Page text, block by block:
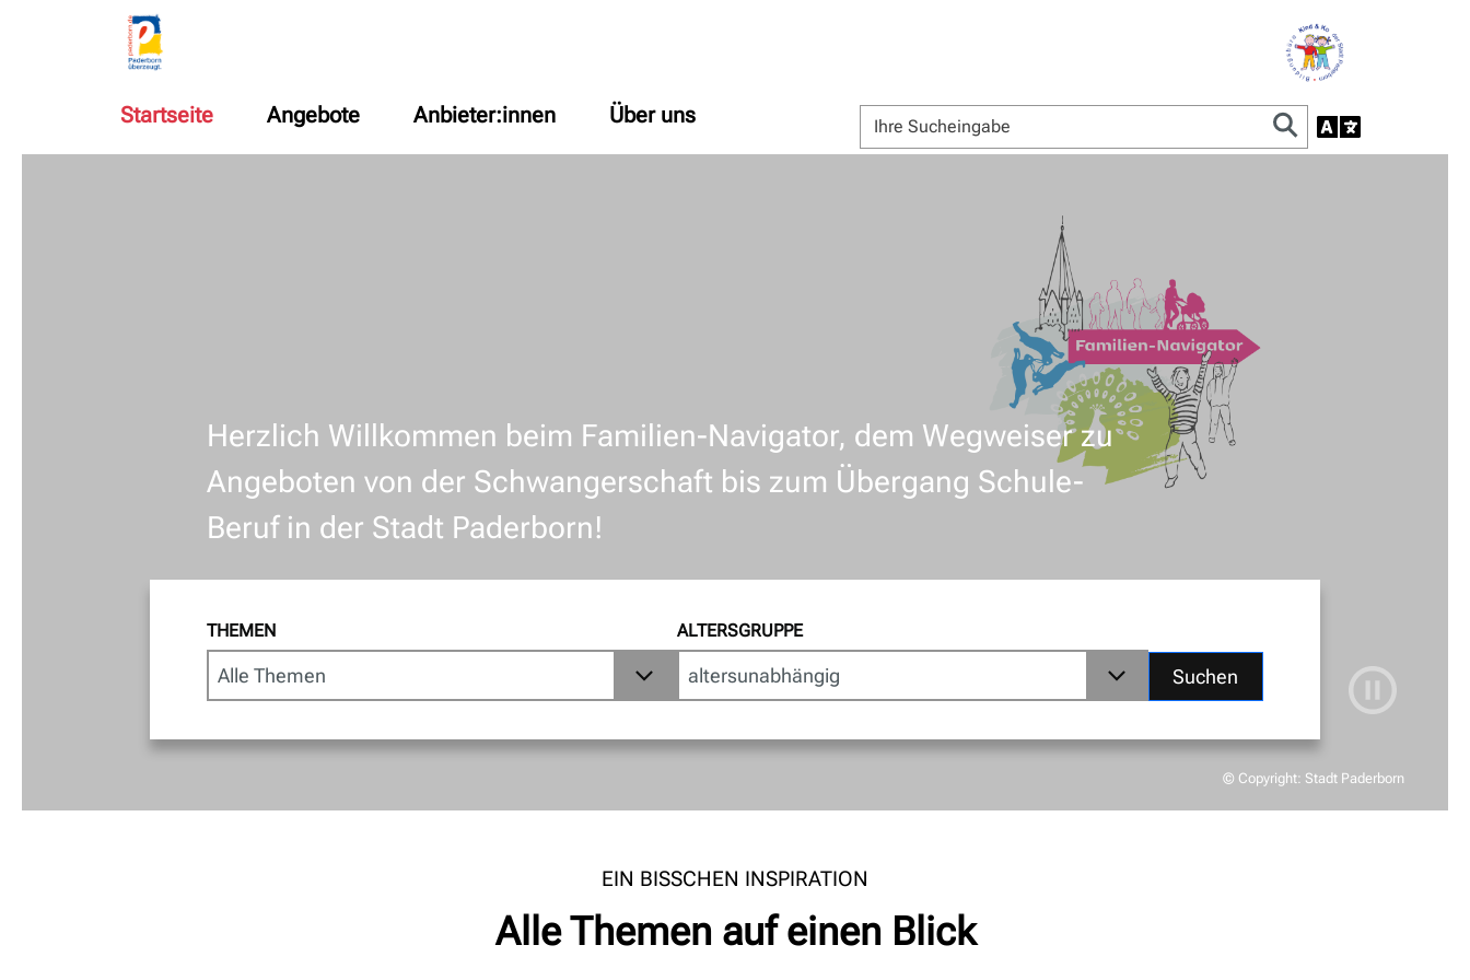
Startseite Angebote Anbieter:innen Über uns
© Copyright: Stadt Paderborn
Herzlich Willkommen beim Familien-Navigator, dem Wegweiser zu
Angeboten von der Schwangerschaft bis zum Übergang Schule-
Beruf in der Stadt Paderborn!
THEMEN ALTERSGRUPPE
Suchen
EIN BISSCHEN INSPIRATION
Alle Themen auf einen Blick